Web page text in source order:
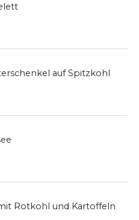
auf Spitzkohl
Rotkohl und Kartoffeln